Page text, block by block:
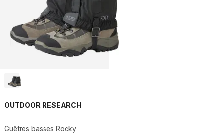
OUTDOOR RESEARCH
Guêtres basses Rocky